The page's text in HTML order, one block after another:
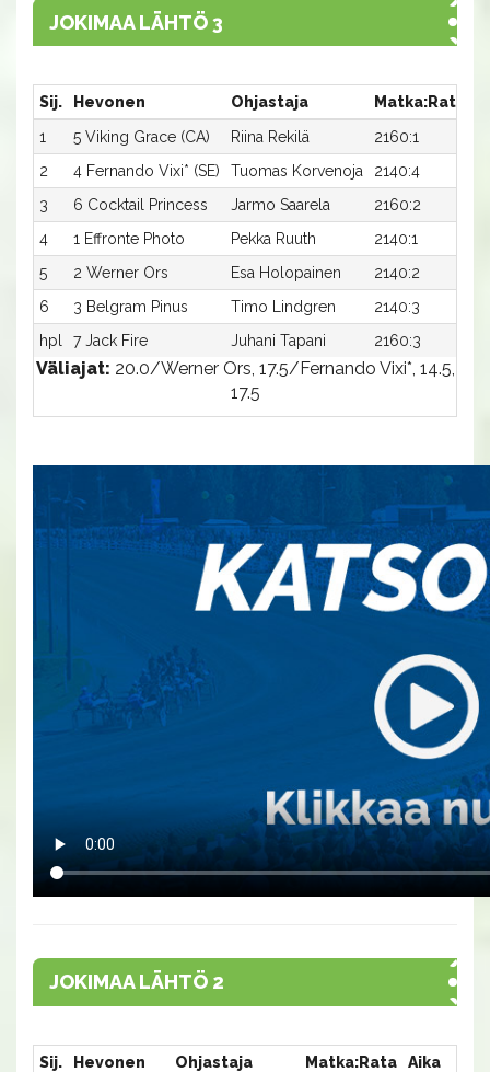
JOKIMAA LÄHTÖ 3
Sij. Hevonen Ohjastaja Matka:Rata
1
5 Viking Grace (CA) Riina Rekilä 2160:1
2
4 Fernando Vixi* (SE) Tuomas Korvenoja 2140:4
3
6 Cocktail Princess Jarmo Saarela 2160:2
4
1 Effronte Photo Pekka Ruuth 2140:1
5
2 Werner Ors Esa Holopainen 2140:2
6
3 Belgram Pinus Timo Lindgren 2140:3
hpl
7 Jack Fire Juhani Tapani 2160:3
Väliajat: 20.0/Werner Ors, 17.5/Fernando Vixi*, 14.5,
17.5
JOKIMAA LÄHTÖ 2
Sij. Hevonen Ohjastaja Matka:Rata Aika